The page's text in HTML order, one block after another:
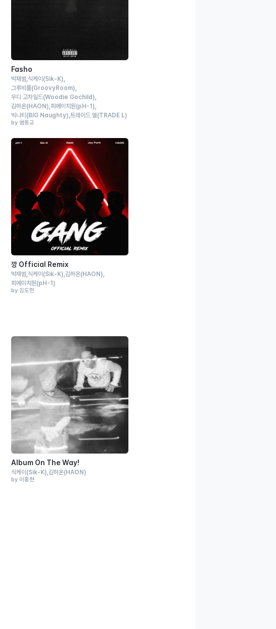
Fasho
박재범 식케이 (Sik-K)
그루비룸(GroovyRoom)
우디 고차일드(Woodie Gochild)
김하온(HAON) 피에이치원(pH-1)
빅나티 (BIG Naughty) 트레이드 엘(TRADE L)
by 염동교
깡 Official Remix
박재범 식케이 (Sik-K) 김하온(HAON)
피에이치원(pH-1)
by 김도헌
Album On The Way!
식케이 (Sik-K) 김하온(HAON)
by 이홍현